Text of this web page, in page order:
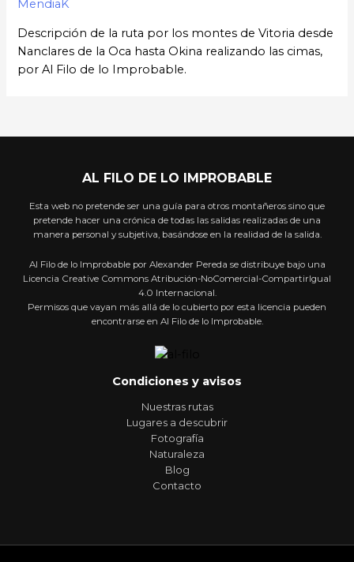
MendiaK
Descripción de la ruta por los montes de Vitoria desde
Nanclares de la Oca hasta Okina realizando las cimas,
por Al Filo de lo Improbable.
AL FILO DE LO IMPROBABLE
Esta web no pretende ser una guía para otros montañeros sino que
pretende hacer una crónica de todas las salidas realizadas de una
manera personal y subjetiva, basándose en la realidad de la salida.
Al Filo de lo Improbable por Alexander Pereda se distribuye bajo una
Licencia Creative Commons Atribución-NoComercial-CompartirIgual
4.0 Internacional.
Permisos que vayan más allá de lo cubierto por esta licencia pueden
encontrarse en Al Filo de lo Improbable.
Condiciones y avisos
Nuestras rutas
Lugares a descubrir
Fotografía
Naturaleza
Blog
Contacto